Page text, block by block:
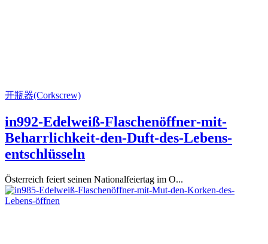
开瓶器(Corkscrew)
in992-Edelweiß-Flaschenöffner-mit-
Beharrlichkeit-den-Duft-des-Lebens-
entschlüsseln
Österreich feiert seinen Nationalfeiertag im O...